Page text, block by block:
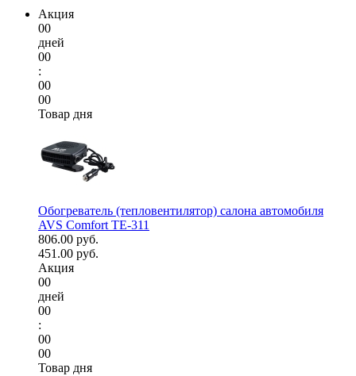
Акция
00
дней
00
:
00
00
Товар дня
Обогреватель (тепловентилятор) салона автомобиля
AVS Comfort TE-311
806.00 руб.
451.00 руб.
Акция
00
дней
00
:
00
00
Товар дня